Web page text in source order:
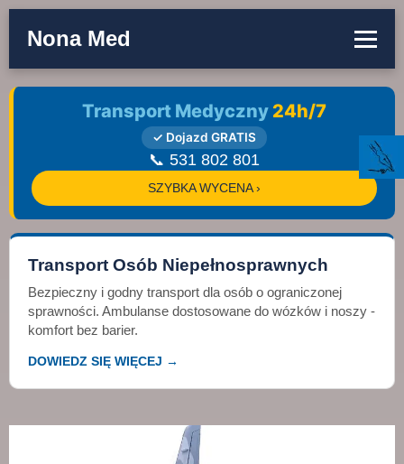
Nona Med
Transport Medyczny 24h/7
✓ Dojazd GRATIS
📞 531 802 801
SZYBKA WYCENA ›
Transport Osób Niepełnosprawnych
Bezpieczny i godny transport dla osób o ograniczonej
sprawności. Ambulanse dostosowane do wózków i noszy -
komfort bez barier.
DOWIEDZ SIĘ WIĘCEJ →